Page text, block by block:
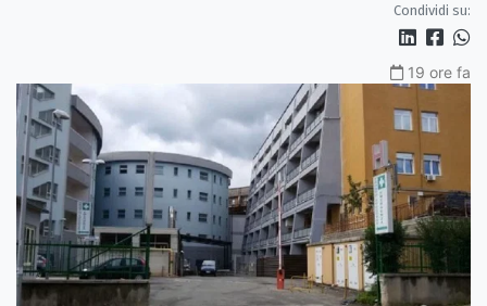
Condividi su:
19 ore fa